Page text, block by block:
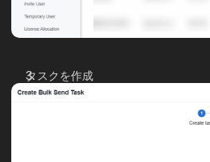
タスクを作成